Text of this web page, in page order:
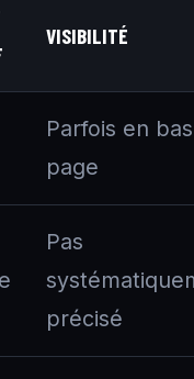
VISIBILITÉ
Parfois en
page
Pas
précisé